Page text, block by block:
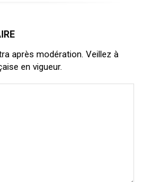
après modération. Veillez à
en vigueur.